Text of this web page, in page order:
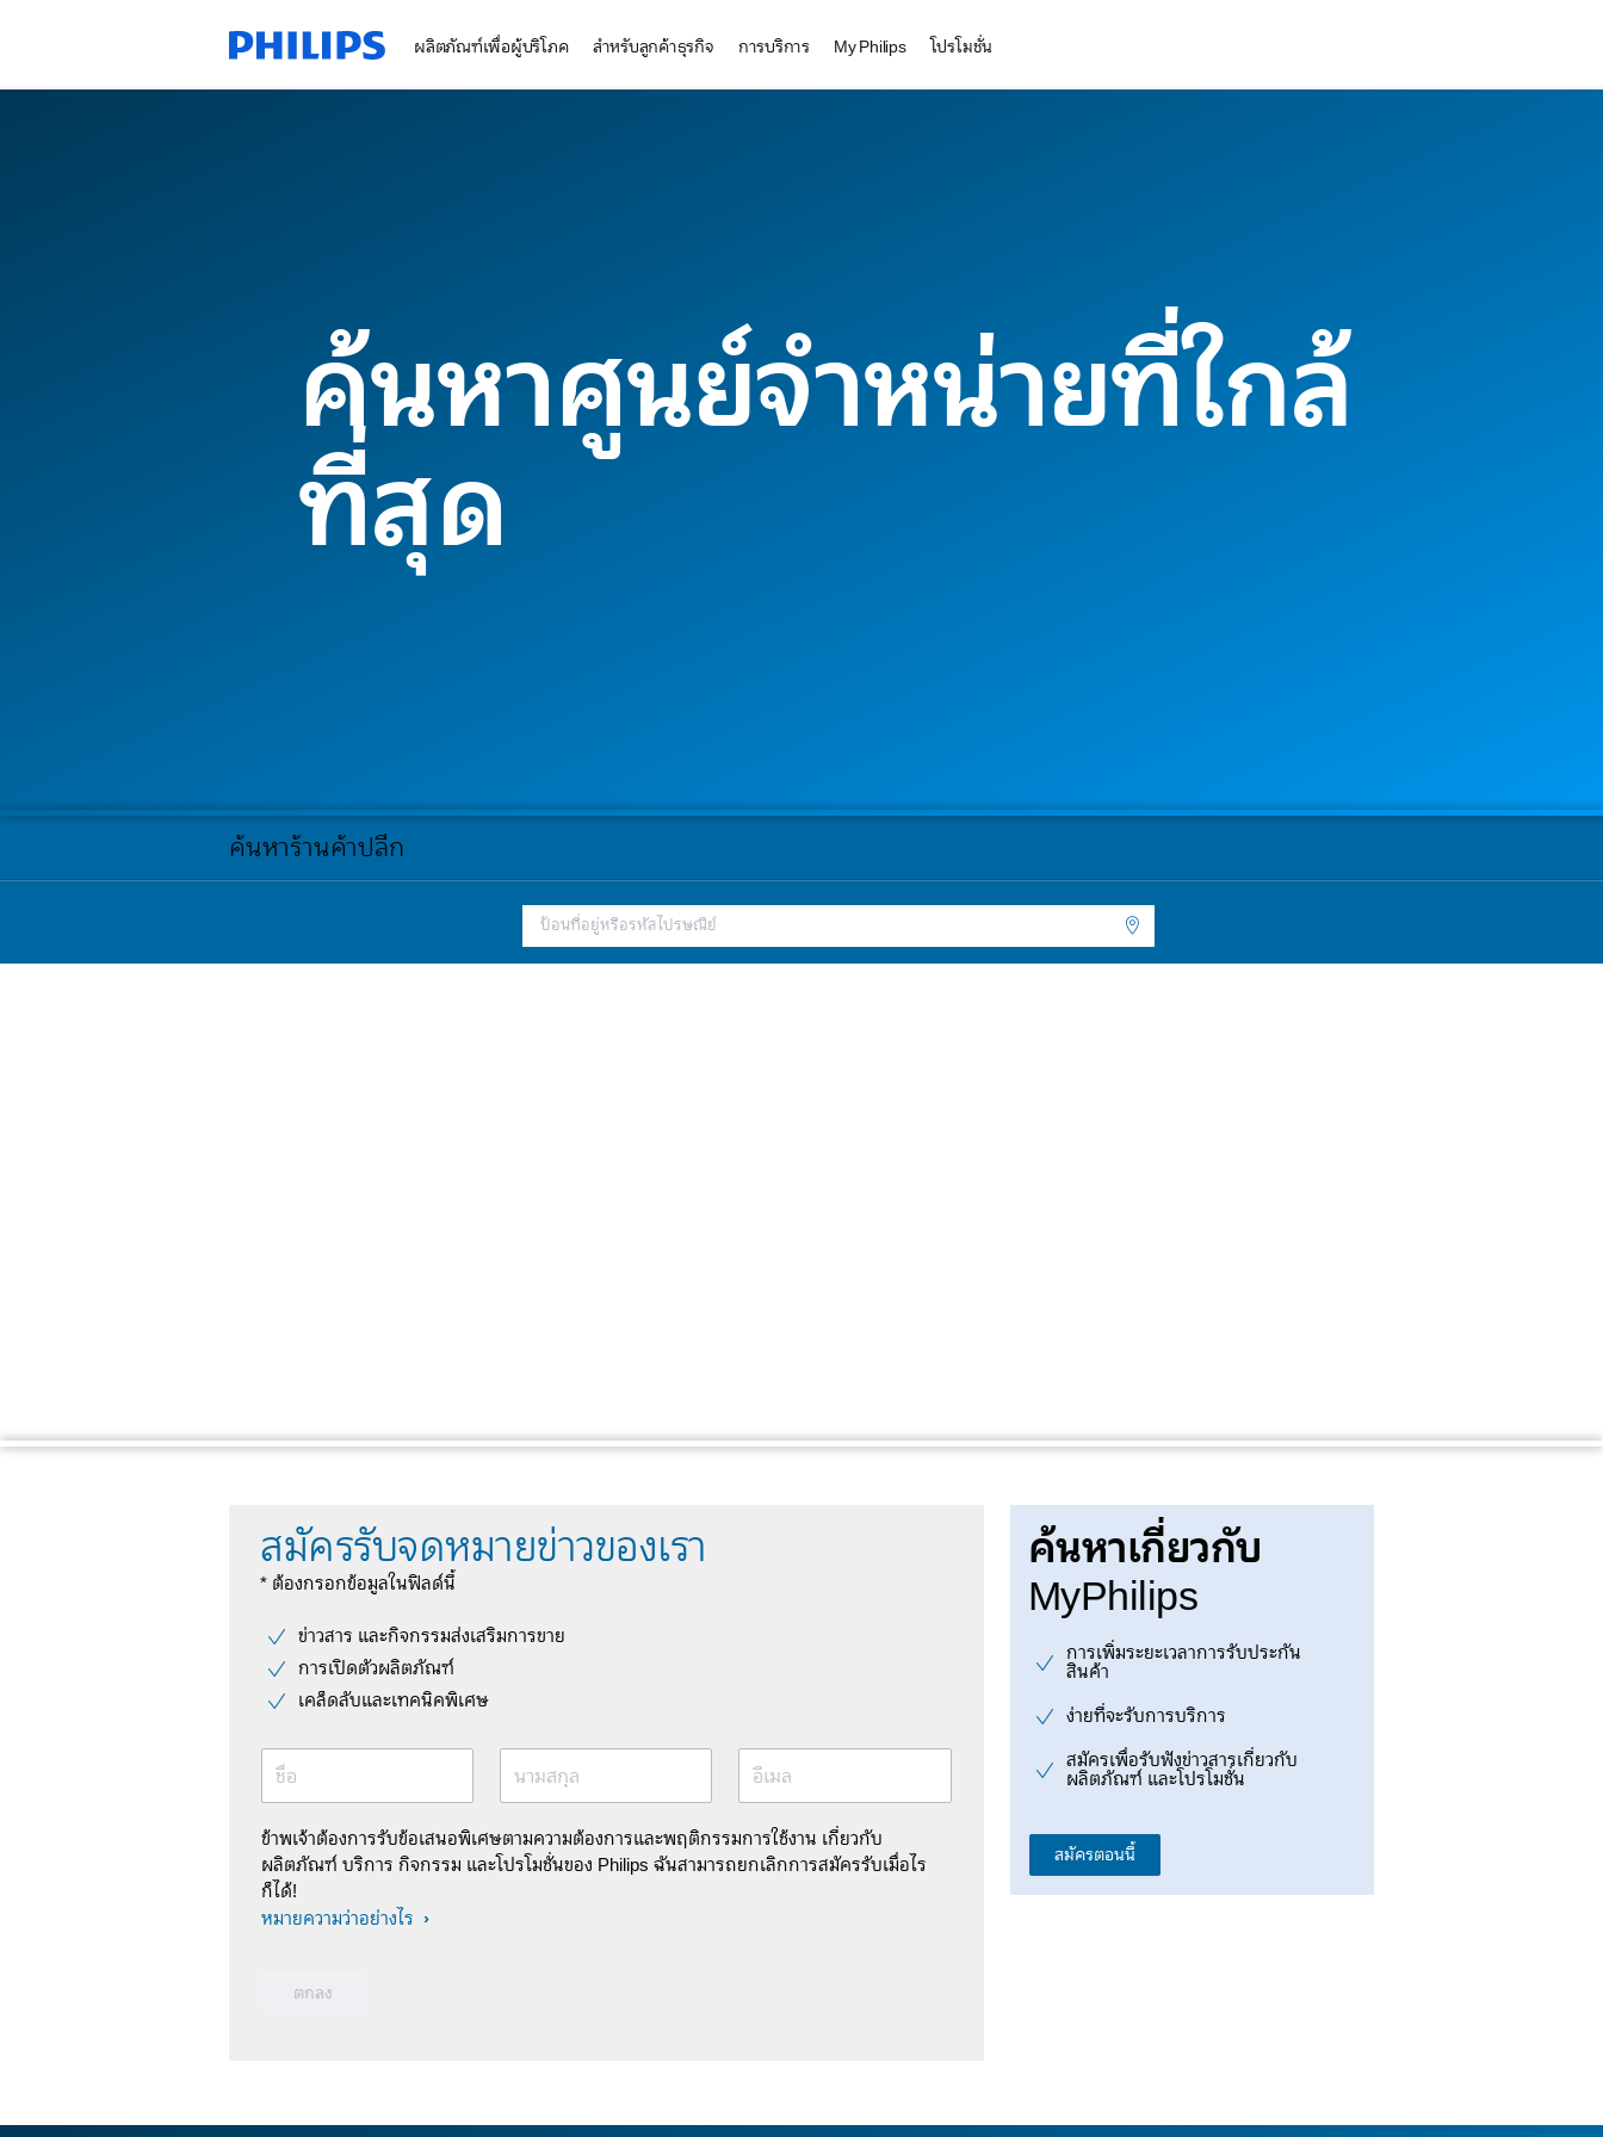
ผลิตภัณฑ์เพื่อผู้บริโภค สำหรับลูกค้าธุรกิจ การบริการ My Philips โปรโมชั่น
ค้นหาศูนย์จำหน่ายที่ใกล้
ที่สุด
ค้นหาร้านค้าปลีก
สมัครรับจดหมายข่าวของเรา
* ต้องกรอกข้อมูลในฟิลด์นี้
ข่าวสาร และกิจกรรมส่งเสริมการขาย
การเปิดตัวผลิตภัณฑ์
เคล็ดลับและเทคนิคพิเศษ
ชื่อ นามสกุล อีเมล
ข้าพเจ้าต้องการรับข้อเสนอพิเศษตามความต้องการและพฤติกรรมการใช้งาน เกี่ยวกับ
ผลิตภัณฑ์ บริการ กิจกรรม และโปรโมชั่นของ Philips ฉันสามารถยกเลิกการสมัครรับเมื่อไร
ก็ได้!
หมายความว่าอย่างไร
ค้นหาเกี่ยวกับ
MyPhilips
การเพิ่มระยะเวลาการรับประกัน
สินค้า
ง่ายที่จะรับการบริการ
สมัครเพื่อรับฟังข่าวสารเกี่ยวกับ
ผลิตภัณฑ์ และโปรโมชั่น
สมัครตอนนี้